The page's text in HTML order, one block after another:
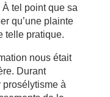
tel point que sa
qu’une plainte
telle pratique.
nous était
Durant
prosélytisme à